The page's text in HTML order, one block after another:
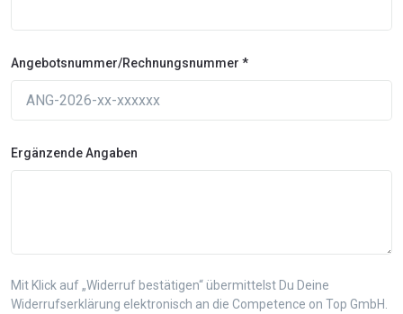
Angebotsnummer/Rechnungsnummer *
Ergänzende Angaben
Mit Klick auf „Widerruf bestätigen“ übermittelst Du Deine
Widerrufserklärung elektronisch an die Competence on Top GmbH.